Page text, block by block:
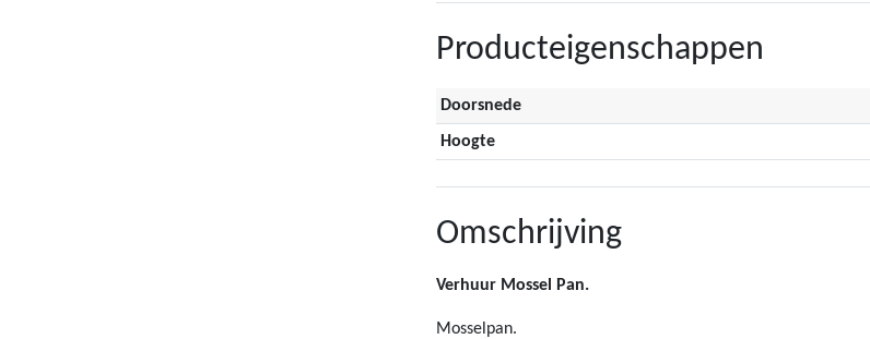
Producteigenschappen
Doorsnede
Hoogte
Omschrijving
Verhuur Mossel Pan.
Mosselpan.